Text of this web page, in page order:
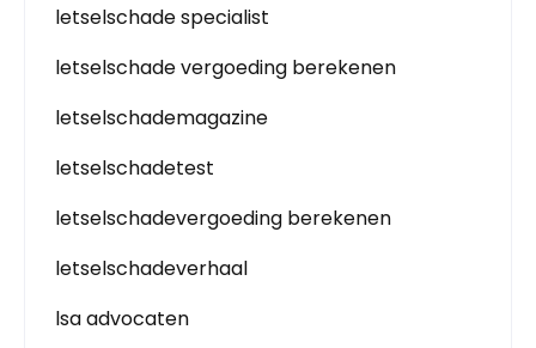
letselschade specialist
letselschade vergoeding berekenen
letselschademagazine
letselschadetest
letselschadevergoeding berekenen
letselschadeverhaal
lsa advocaten